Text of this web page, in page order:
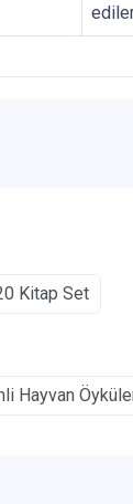
Kitap Set
Hayvan